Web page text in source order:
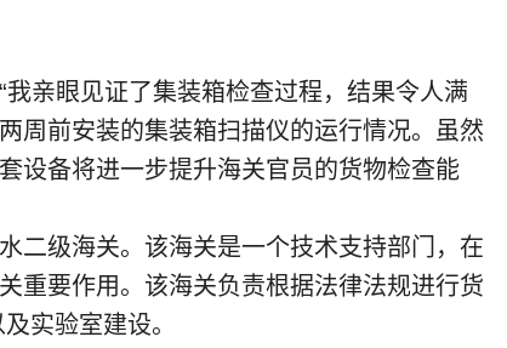
亲眼见证了集装箱检查过程，结果令人满
周前安装的集装箱扫描仪的运行情况。虽然
设备将进一步提升海关官员的货物检查能
二级海关。该海关是一个技术支持部门，在
重要作用。该海关负责根据法律法规进行货
实验室建设。